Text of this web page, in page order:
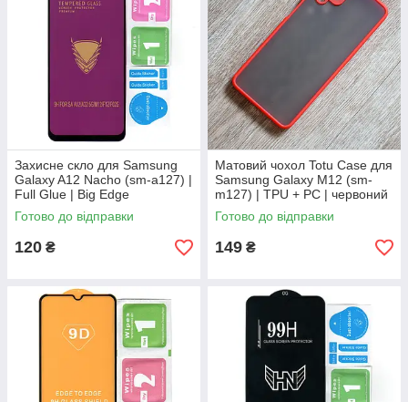
Захисне скло для Samsung
Galaxy A12 Nacho (sm-a127) |
Full Glue | Big Edge
Готово до відправки
120 ₴
Матовий чохол Totu Case для
Samsung Galaxy M12 (sm-
m127) | TPU + PC | червоний
Готово до відправки
149 ₴